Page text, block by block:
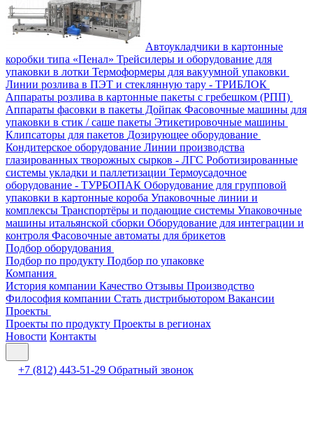
Автоукладчики в картонные
коробки типа «Пенал» Трейсилеры и оборудование для
упаковки в лотки Термоформеры для вакуумной упаковки
Линии розлива в ПЭТ и стеклянную тару - ТРИБЛОК
Аппараты розлива в картонные пакеты с гребешком (РПП)
Аппараты фасовки в пакеты Дойпак Фасовочные машины для
упаковки в стик / саше пакеты Этикетировочные машины
Клипсаторы для пакетов Дозирующее оборудование
Кондитерское оборудование Линии производства
глазированных творожных сырков - ЛГС Роботизированные
системы укладки и паллетизации Термоусадочное
оборудование - ТУРБОПАК Оборудование для групповой
упаковки в картонные короба Упаковочные линии и
комплексы Транспортёры и подающие системы Упаковочные
машины итальянской сборки Оборудование для интеграции и
контроля Фасовочные автоматы для брикетов
Подбор оборудования
Подбор по продукту Подбор по упаковке
Компания
История компании Качество Отзывы Производство
Философия компании Стать дистрибьютором Вакансии
Проекты
Проекты по продукту Проекты в регионах
Новости Контакты
+7 (812) 443-51-29 Обратный звонок